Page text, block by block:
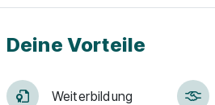
Deine Vorteile
Weiter­bildung